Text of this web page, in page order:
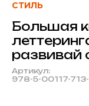
СТИЛЬ
Большая
развивай
Артикул:
978-5-00117-